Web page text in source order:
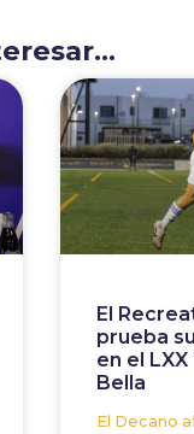
El
prueba
en el
Bella
El Decano